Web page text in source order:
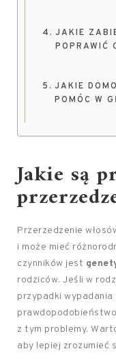
JAKIE
POPRAWIĆ
JAKIE
POMÓC W
Jakie są
Przerzedzenie
i może mieć
czynników jest
rodziców. Jeśli w
przypadki wypadania
z tym problemy.
aby lepiej zrozumieć